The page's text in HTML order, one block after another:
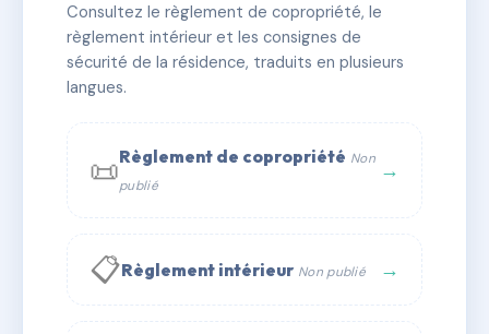
✓ Immatriculée 🏠 18 lots 🏗 1 bâtiment(s)
📞 Contacter Syndic Digital
Consultez le règlement de copropriété, le
règlement intérieur et les consignes de
sécurité de la résidence, traduits en plusieurs
langues.
📜Règlement de copropriété Non
publié
→
📋Règlement intérieur Non publié →